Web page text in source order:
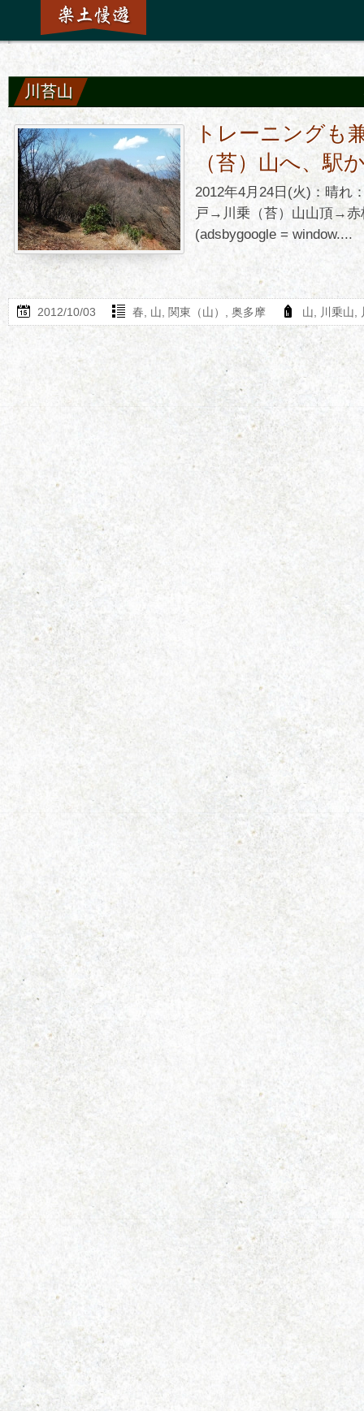
川苔山
トレーニングも
（苔）山へ、駅
2012年4月24日(火)：晴
戸→川乗（苔）山山頂→
(adsbygoogle = window....
2012/10/03 春 山 関東（山） 奥多摩 山 川乗山